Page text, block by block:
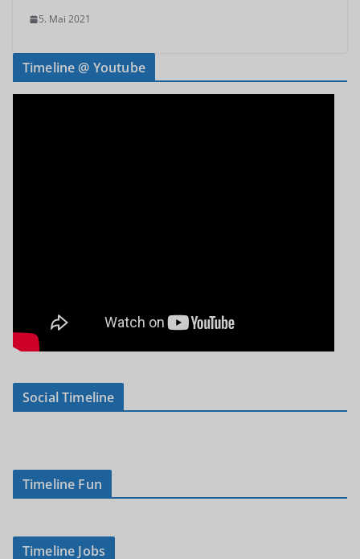
5. Mai 2021
Timeline @ Youtube
Social Timeline
Timeline Fun
Timeline Jobs